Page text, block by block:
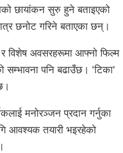
छायांकन सुरु हुने बताइएको
छनोट गरिने बताएका छन्।
र विशेष अवसरहरूमा आफ्नो फिल्म
सम्भावना पनि बढाउँछ। 'टिका'
मनोरञ्जन प्रदान गर्नुका
आवश्यक तयारी भइरहेको